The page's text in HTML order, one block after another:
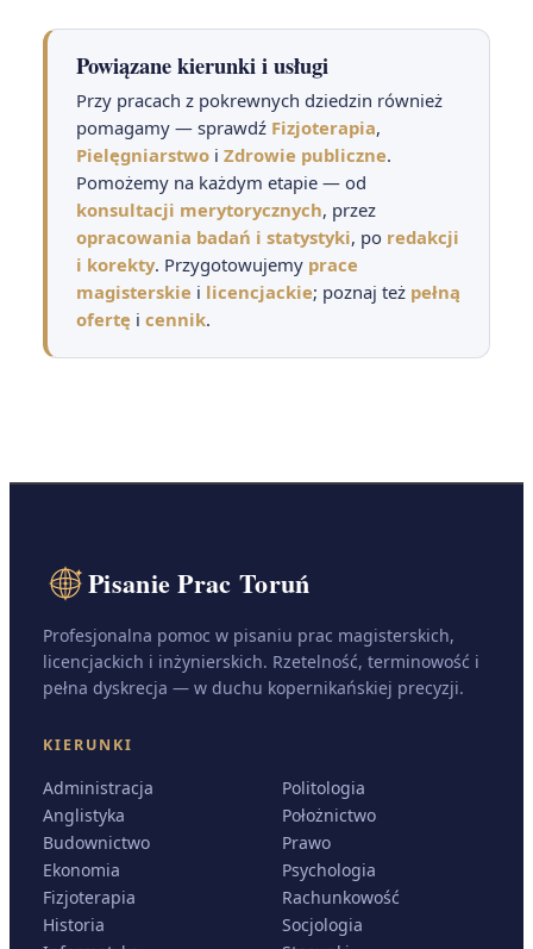
Powiązane kierunki i usługi
Przy pracach z pokrewnych dziedzin również
pomagamy — sprawdź Fizjoterapia,
Pielęgniarstwo i Zdrowie publiczne.
Pomożemy na każdym etapie — od
konsultacji merytorycznych, przez
opracowania badań i statystyki, po redakcji
i korekty. Przygotowujemy prace
magisterskie i licencjackie; poznaj też pełną
ofertę i cennik.
Pisanie Prac Toruń
Profesjonalna pomoc w pisaniu prac magisterskich,
licencjackich i inżynierskich. Rzetelność, terminowość i
pełna dyskrecja — w duchu kopernikańskiej precyzji.
KIERUNKI
Administracja
Anglistyka
Budownictwo
Ekonomia
Fizjoterapia
Historia
Politologia
Położnictwo
Prawo
Psychologia
Rachunkowość
Socjologia